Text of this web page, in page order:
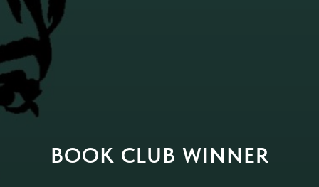
BOOK CLUB WINNER